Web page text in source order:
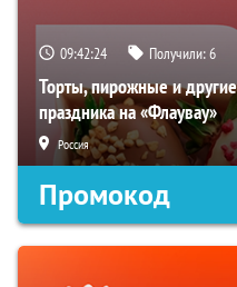
09:42:24 Получили:6
Торты, пирожные и
праздника на «Флаувау»
Россия
Промокод